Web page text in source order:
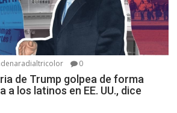
0
de Trump golpea de forma
los latinos en EE. UU., dice